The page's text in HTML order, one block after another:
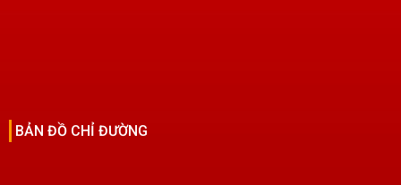
BẢN ĐỒ CHỈ ĐƯỜNG